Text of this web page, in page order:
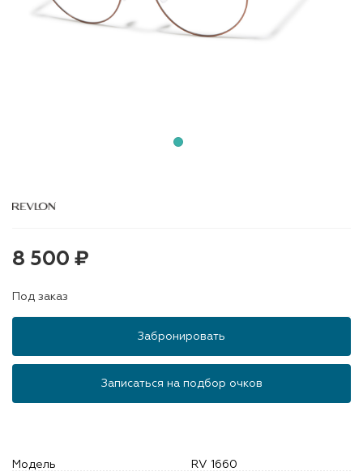
8 500 ₽
Под заказ
Забронировать
Записаться на подбор очков
Модель RV 1660